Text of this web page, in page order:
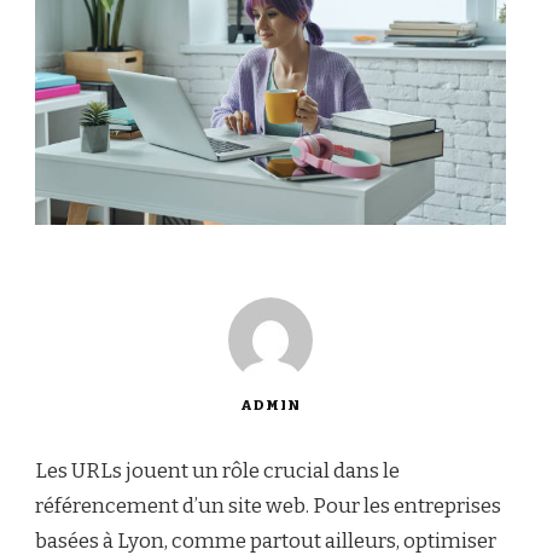
ADMIN
Les URLs jouent un rôle crucial dans le
référencement d’un site web. Pour les entreprises
basées à Lyon, comme partout ailleurs, optimiser